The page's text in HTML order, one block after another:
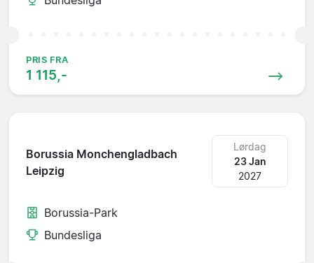
PRIS FRA
1 115,-
Borussia Monchengladbach
Leipzig
Lørdag
23 Jan
2027
Borussia-Park
Bundesliga